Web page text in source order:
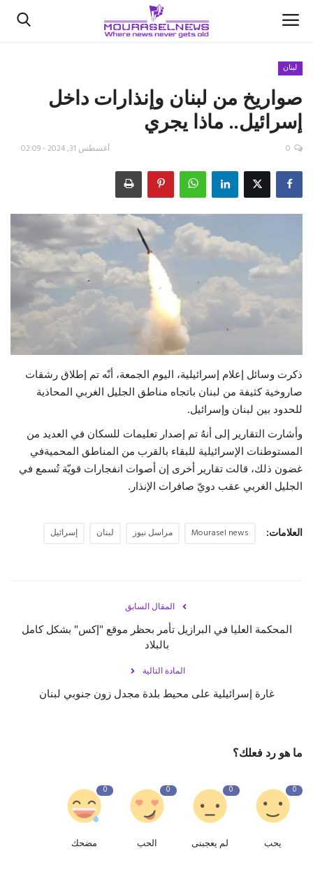
الأخبار
كتّابنا
اقتصاد
علوم وتكنولوجيا
رياضة
فيديو
لبنان
صواريخ من لبنان وإنذارات داخل
إسرائيل.. ماذا يجري
أغسطس 31, 2024 - 02:09 0
ذكرت وسائل إعلام إسرائيلية، اليوم الجمعة، أنّه تم إطلاق رشقات
صاروخية كثيفة من لبنان باتجاه مناطق الجليل الغربي المحاذية
للحدود بين لبنان وإسرائيل.
وأشارت التقارير إلى أنهُ تم إصدار تعليمات للسكان في العديد من
المستوطنات الإسرائيلية للبقاء بالقرب من المناطق المحميةفي
غضون ذلك، قالت تقارير أخرى إن أصوات انفجارات قويّة تُسمع في
الجليل الغربي عقب دويّ صافرات الإنذار.
العلامات: Mourasel news مراسل نيوز لبنان إسرائيل
المقال السابق
المحكمة العليا في ‎البرازيل تأمر بحظر موقع "‎إكس" بشكل كامل
بالبلاد
المادة التالية
غارة إسرائيلية على محيط بلدة مجدل زون جنوبي ‎لبنان
ما هو رد فعلك؟
0
يحب
0
لم يعجبنى
0
الحب
0
مضحك